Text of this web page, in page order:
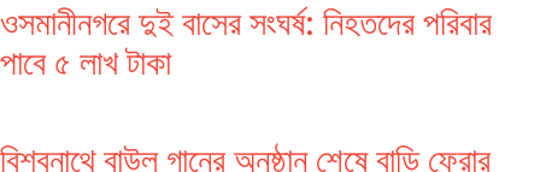
ওসমানীনগরে দুই বাসের সংঘর্ষ: নিহতদের পরিবার
পাবে ৫ লাখ টাকা
বিশ্বনাথে বাউল গানের অনুষ্ঠান শেষে বাড়ি ফেরার